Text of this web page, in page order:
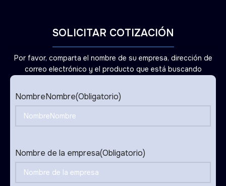
SOLICITAR COTIZACIÓN
Por favor, comparta el nombre de su empresa, dirección de
correo electrónico y el producto que está buscando
NombreNombre(Obligatorio)
Nombre de la empresa(Obligatorio)